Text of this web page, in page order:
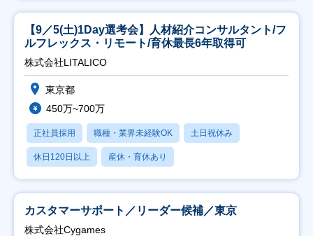
【9／5(土)1Day選考会】人材紹介コンサルタント/フ
ルフレックス・リモート/育休最長6年取得可
株式会社LITALICO
東京都
450万~700万
正社員採用 職種・業界未経験OK 土日祝休み
休日120日以上 産休・育休あり
カスタマーサポート／リーダー候補／東京
株式会社Cygames